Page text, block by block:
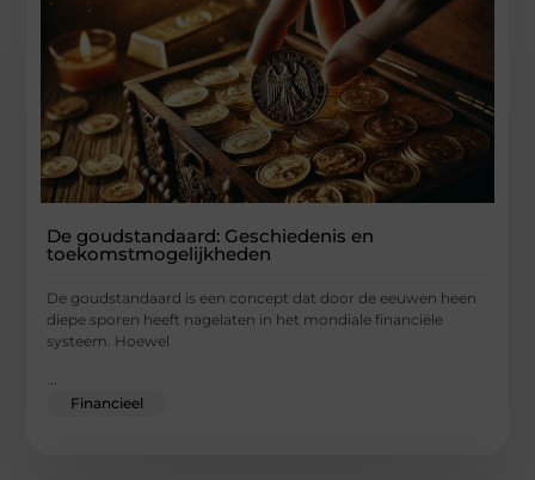
De goudstandaard: Geschiedenis en
toekomstmogelijkheden
De goudstandaard is een concept dat door de eeuwen heen
diepe sporen heeft nagelaten in het mondiale financiële
systeem. Hoewel
...
Financieel